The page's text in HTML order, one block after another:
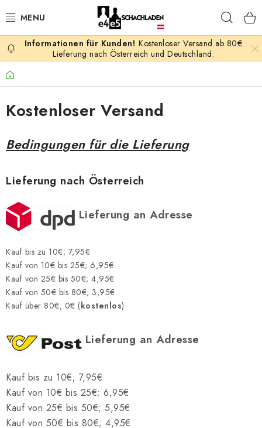
Inhalt
AKTION
SCHACHSPIELE
SCHACHFIGUREN
SCHACHBRETTER
SCHACHBÜCHER
SCHACH-ANTIQUITÄTENLADEN
SCHACH ONLINE
SCHACH-MERCH
GESCHÄFTSBEDINGUNGEN
Kontakt FAQ Über uns
Schachblog
Kostenloser Versand ab 80€
Lieferung nach Österreich und Deutschland.
Startseite
Kostenloser Versand
Bedingungen für die Lieferung
Lieferung nach Österreich
Lieferung an Adresse
Kauf bis zu 10€; 7,95€
Kauf von 10€ bis 25€; 6,95€
Kauf von 25€ bis 50€; 4,95€
Kauf von 50€ bis 80€; 3,95€
Kauf über 80€; 0€ (kostenlos)
Lieferung an Adresse
Kauf bis zu 10€; 7,95€
Kauf von 10€ bis 25€; 6,95€
Kauf von 25€ bis 50€; 5,95€
Kauf von 50€ bis 80€; 4,95€